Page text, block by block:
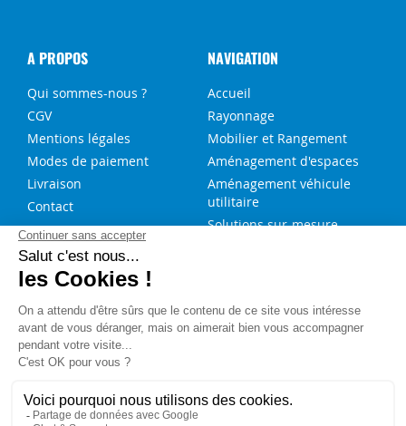
A PROPOS
Qui sommes-nous ?
CGV
Mentions légales
Modes de paiement
Livraison
Contact
NAVIGATION
Accueil
Rayonnage
Mobilier et Rangement
Aménagement d'espaces
Aménagement véhicule
utilitaire
Solutions sur-mesure
NOS SERVICES
FAQ
Blog
Aide au choix rayonnage
Service de montage
Besoin d'aide ?